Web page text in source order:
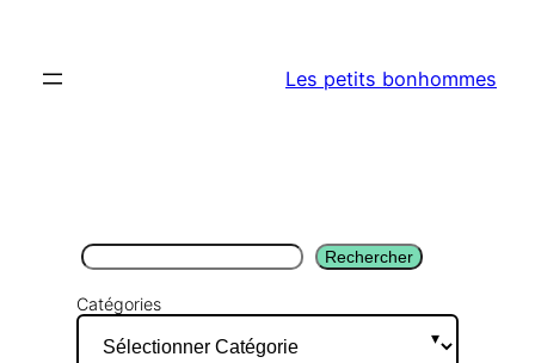
contenu
Les petits bonhommes
Rechercher Rechercher
Catégories